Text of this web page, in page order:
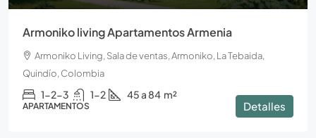
Armoniko living Apartamentos Armenia
Armoniko Living, Sala de ventas, Armoniko, La Tebaida,
Quindío, Colombia
1-2-3 1-2 45 a 84 m²
APARTAMENTOS Detalles